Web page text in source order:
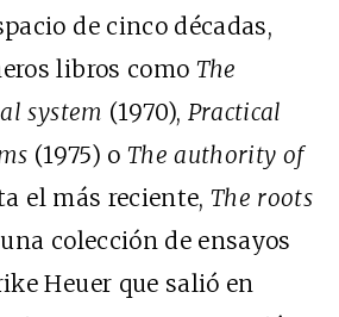
de cinco décadas,
libros como The
system (1970), Practical
(1975) o The authority of
el más reciente, The roots
colección de ensayos
Heuer que salió en